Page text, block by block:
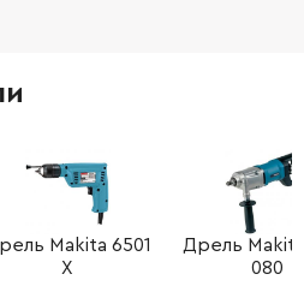
Makita 6501
X
Дрель
080